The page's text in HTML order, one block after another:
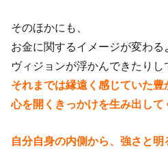
そのほかにも、
お金に関するイメージが変わる
ヴィジョンが浮かんできたりし
それまでは縁遠く感じていた
心を開くきっかけを生み出して
自分自身の内側から、強さと明